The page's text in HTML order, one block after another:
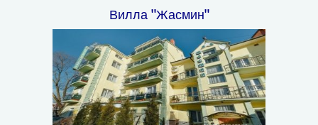
Вилла "Жасмин"